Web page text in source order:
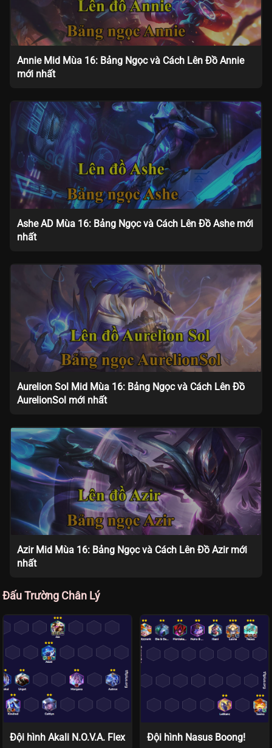
Annie Mid Mùa 16: Bảng Ngọc và Cách Lên Đồ Annie
mới nhất
Ashe AD Mùa 16: Bảng Ngọc và Cách Lên Đồ Ashe mới
nhất
Aurelion Sol Mid Mùa 16: Bảng Ngọc và Cách Lên Đồ
AurelionSol mới nhất
Azir Mid Mùa 16: Bảng Ngọc và Cách Lên Đồ Azir mới
nhất
Đấu Trường Chân Lý
Đội hình Akali N.O.V.A. Flex Đội hình Nasus Boong!